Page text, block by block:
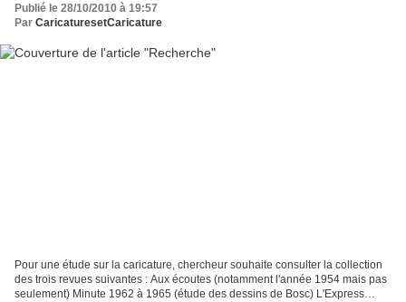
Publié le 28/10/2010 à 19:57
Par CaricaturesetCaricature
Pour une étude sur la caricature, chercheur souhaite consulter la collection
des trois revues suivantes : Aux écoutes (notamment l'année 1954 mais pas
seulement) Minute 1962 à 1965 (étude des dessins de Bosc) L'Express